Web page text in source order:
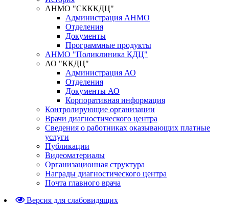
АНМО "СКККДЦ"
Администрация АНМО
Отделения
Документы
Программные продукты
АНМО "Поликлиника КДЦ"
АО "ККДЦ"
Администрация АО
Отделения
Документы АО
Корпоративная информация
Контролирующие организации
Врачи диагностического центра
Сведения о работниках оказывающих платные
услуги
Публикации
Видеоматериалы
Организационная структура
Награды диагностического центра
Почта главного врача
Версия для слабовидящих